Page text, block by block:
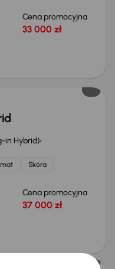
Cena promocyjna
33 000 zł
in Hybrid)
Skóra
Cena promocyjna
37 000 zł